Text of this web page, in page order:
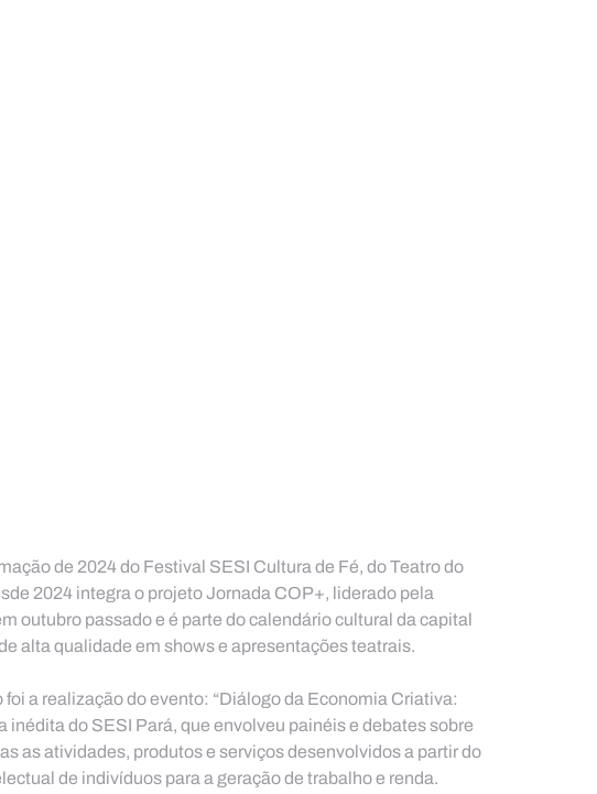
de 2024 do Festival SESI Cultura de Fé, do Teatro do
2024 integra o projeto Jornada COP+, liderado pela
outubro passado e é parte do calendário cultural da capital
alta qualidade em shows e apresentações teatrais.
a realização do evento: “Diálogo da Economia Criativa:
inédita do SESI Pará, que envolveu painéis e debates sobre
as atividades, produtos e serviços desenvolvidos a partir do
de indivíduos para a geração de trabalho e renda.